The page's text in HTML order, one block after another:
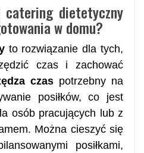
catering dietetyczny
w domu?
to rozwiązanie dla tych,
czas i zachować
czas potrzebny na
posiłków, co jest
osób pracujących lub z
Można cieszyć się
posiłkami,